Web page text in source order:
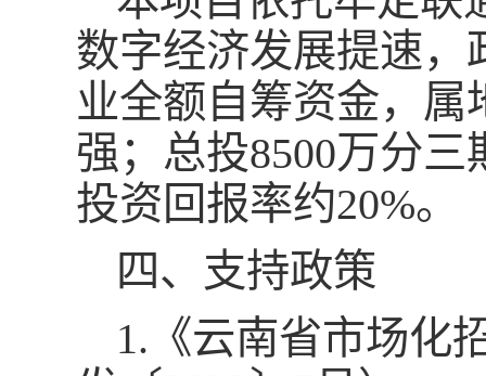
数字经济发展提速，
业全额自筹资金，
强；总投8500万分
投资回报率约20%。
四、支持政策
1.《云南省市场化